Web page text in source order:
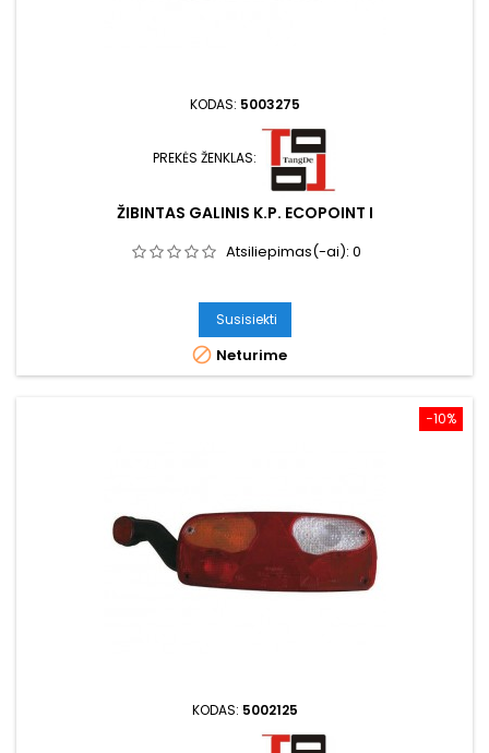
KODAS: 5003275
PREKĖS ŽENKLAS:
ŽIBINTAS GALINIS K.P. ECOPOINT I
Atsiliepimas(-ai): 0
Susisiekti
 Neturime
−10%
KODAS: 5002125